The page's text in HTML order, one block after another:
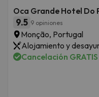
Oca Grande Hotel Do
9.5 9 opiniones
Monção, Portugal
Alojamiento y
Cancelación